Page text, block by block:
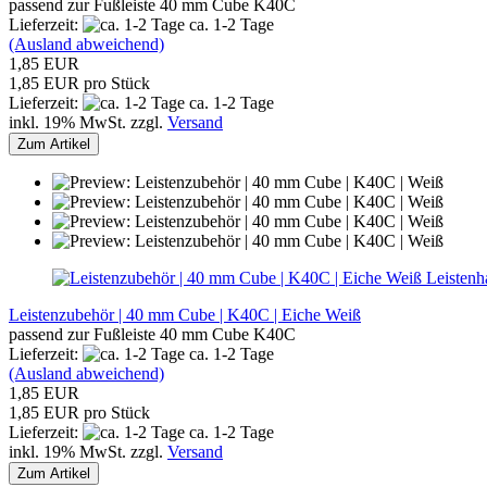
passend zur Fußleiste 40 mm Cube K40C
Lieferzeit:
ca. 1-2 Tage
(Ausland abweichend)
1,85 EUR
1,85 EUR pro Stück
Lieferzeit:
ca. 1-2 Tage
inkl. 19% MwSt. zzgl. Versand
Zum Artikel
Leistenzubehör | 40 mm Cube | K40C | Eiche Weiß
passend zur Fußleiste 40 mm Cube K40C
Lieferzeit:
ca. 1-2 Tage
(Ausland abweichend)
1,85 EUR
1,85 EUR pro Stück
Lieferzeit:
ca. 1-2 Tage
inkl. 19% MwSt. zzgl. Versand
Zum Artikel